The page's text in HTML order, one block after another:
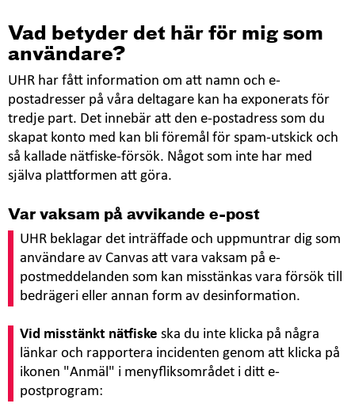
Vad betyder det här för mig som
användare?
UHR har fått information om att namn och e-
postadresser på våra deltagare kan ha exponerats för
tredje part. Det innebär att den e-postadress som du
skapat konto med kan bli föremål för spam-utskick och
så kallade nätfiske-försök. Något som inte har med
själva plattformen att göra.
Var vaksam på avvikande e-post
UHR beklagar det inträffade och uppmuntrar dig som
användare av Canvas att vara vaksam på e-
postmeddelanden som kan misstänkas vara försök till
bedrägeri eller annan form av desinformation.
Vid misstänkt nätfiske ska du inte klicka på några
länkar och rapportera incidenten genom att klicka på
ikonen "Anmäl" i menyfliksområdet i ditt e-
postprogram: